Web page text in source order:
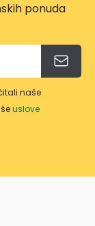
ponuda
naše
uslove